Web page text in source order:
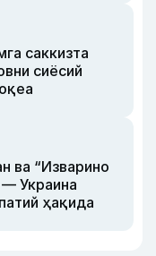
саккизта
сиёсий
ва “Изварино
Украина
ҳақида